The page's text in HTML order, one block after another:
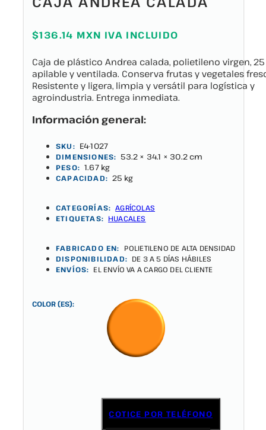
$136.14 MXN IVA INCLUIDO
Caja de plástico Andrea calada, polietileno virgen, 25
apilable y ventilada. Conserva frutas y vegetales
Resistente y ligera, limpia y versátil para logística y
agroindustria. Entrega inmediata.
Información general:
SKU: E4-1027
DIMENSIONES: 53.2 × 34.1 × 30.2 cm
PESO: 1.67 kg
CAPACIDAD: 25 kg
CATEGORÍAS: AGRÍCOLAS
ETIQUETAS: HUACALES
FABRICADO EN:
POLIETILENO DE ALTA DENSIDAD
DISPONIBILIDAD: DE 3 A 5 DÍAS HÁBILES
ENVÍOS: EL ENVÍO VA A CARGO DEL CLIENTE
COLOR (ES):
COTICE POR TELÉFONO